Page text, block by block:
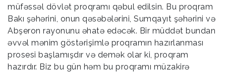
müfəssəl dövlət proqramı qəbul edilsin. Bu proqram
Bakı şəhərini, onun qəsəbələrini, Sumqayıt şəhərini və
Abşeron rayonunu əhatə edəcək. Bir müddət bundan
əvvəl mənim göstərişimlə proqramın hazırlanması
prosesi başlamışdır və demək olar ki, proqram
hazırdır. Biz bu gün həm bu proqramı müzakirə